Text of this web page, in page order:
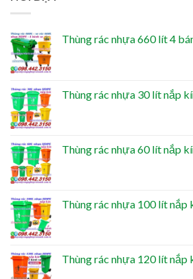
Thùng rác nhựa 660 lít 4
Thùng rác nhựa 30 lít nắp
Thùng rác nhựa 60 lít nắp
Thùng rác nhựa 100 lít nắp
Thùng rác nhựa 120 lít nắp